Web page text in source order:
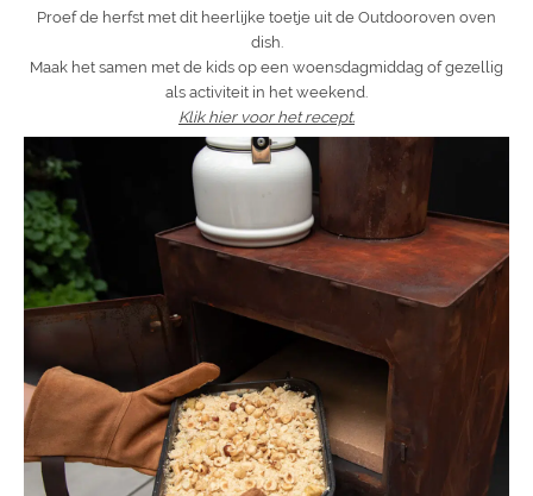
Proef de herfst met dit heerlijke toetje uit de Outdooroven oven
dish.
Maak het samen met de kids op een woensdagmiddag of gezellig
als activiteit in het weekend.
Klik hier voor het recept.